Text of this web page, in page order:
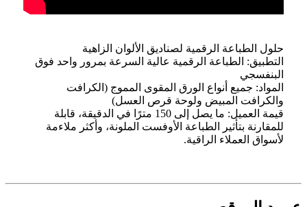
حلول الطباعة الرقمية لصناديق الألوان الزاهية
التطبيق: الطباعة الرقمية عالية السرعة بمرور واحد فوق
البنفسجي
المواد: جميع أنواع الورق المقوى المموج (الكرافت
والكرافت المبيض ولوحة قرص العسل)
قيمة العميل: ما يصل إلى 150 مترًا في الدقيقة، قابلة
للمقارنة بتأثير الطباعة الأوفست الملونة، وأكثر ملاءمة
لأسواق العملاء الراقية.